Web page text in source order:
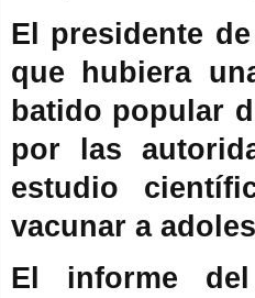
El presidente
que hubiera
batido popular
por las
estudio
vacunar a
El informe